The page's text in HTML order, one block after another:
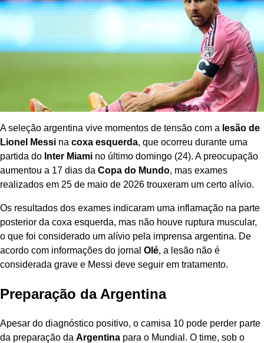
A seleção argentina vive momentos de tensão com a lesão de
Lionel Messi na coxa esquerda, que ocorreu durante uma
partida do Inter Miami no último domingo (24). A preocupação
aumentou a 17 dias da Copa do Mundo, mas exames
realizados em 25 de maio de 2026 trouxeram um certo alívio.
Os resultados dos exames indicaram uma inflamação na parte
posterior da coxa esquerda, mas não houve ruptura muscular,
o que foi considerado um alívio pela imprensa argentina. De
acordo com informações do jornal Olé, a lesão não é
considerada grave e Messi deve seguir em tratamento.
Preparação da Argentina
Apesar do diagnóstico positivo, o camisa 10 pode perder parte
da preparação da Argentina para o Mundial. O time, sob o